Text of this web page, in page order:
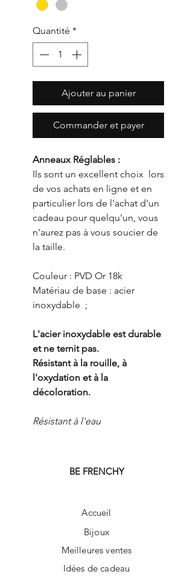
Quantité *
Ajouter au panier
Commander et payer
Anneaux Réglables :
Ils sont un excellent choix lors
de vos achats en ligne et en
particulier lors de l'achat d'un
cadeau pour quelqu'un, vous
n'aurez pas à vous soucier de
la taille.
Couleur : PVD Or 18k
Matériau de base : acier
inoxydable ;
L'acier inoxydable est durable
et ne ternit pas.
Résistant à la rouille, à
l'oxydation et à la
décoloration.
Résistant à l'eau
BE FRENCHY
Accueil
Bijoux
Meilleures ventes
Idées de cadeau